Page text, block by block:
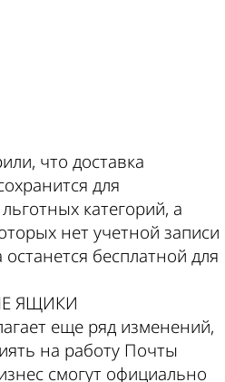
что доставка
для
категорий, а
нет учетной записи
останется бесплатной для
ЯЩИКИ
еще ряд изменений,
на работу Почты
смогут официально